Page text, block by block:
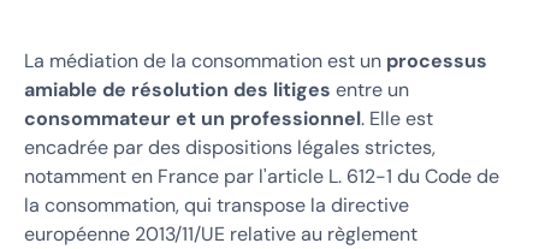
La médiation de la consommation est un processus
amiable de résolution des litiges entre un
consommateur et un professionnel. Elle est
encadrée par des dispositions légales strictes,
notamment en France par l'article L. 612-1 du Code de
la consommation, qui transpose la directive
européenne 2013/11/UE relative au règlement